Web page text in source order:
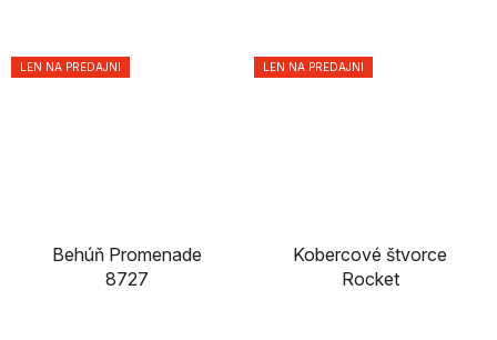
LEN NA PREDAJNI
Behúň Promenade
8727
LEN NA PREDAJNI
Kobercové štvorce
Rocket